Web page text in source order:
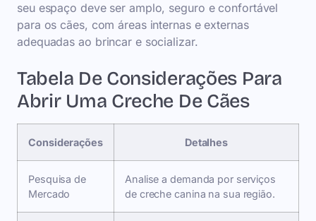
seu espaço deve ser amplo, seguro e confortável
para os cães, com áreas internas e externas
adequadas ao brincar e socializar.
Tabela De Considerações Para
Abrir Uma Creche De Cães
Considerações Detalhes
Pesquisa de
Mercado
Analise a demanda por serviços
de creche canina na sua região.